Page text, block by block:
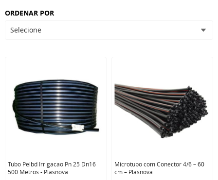
ORDENAR POR
Selecione
Tubo Pelbd Irrigacao Pn 25 Dn16
500 Metros - Plasnova
Microtubo com Conector 4/6 – 60
cm – Plasnova